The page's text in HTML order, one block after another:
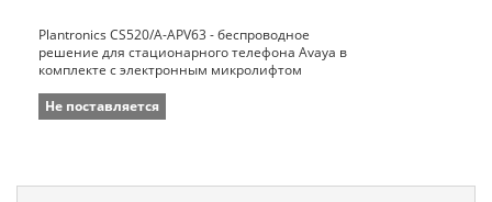
Plantronics CS520/A-APV63 - беспроводное
решение для стационарного телефона Avaya в
комплекте с электронным микролифтом
Не поставляется